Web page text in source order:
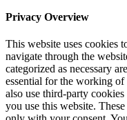
Privacy Overview
This website uses cookies
navigate through the
categorized as necessary
essential for the working
also use third-party
you use this website.